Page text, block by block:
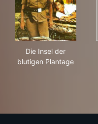
Die Insel der
blutigen Plantage